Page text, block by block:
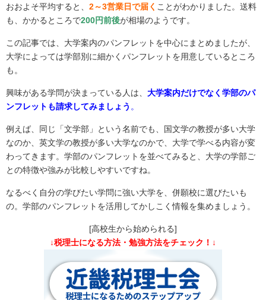
おおよそ平均すると、 2～3営業日で届く ことがわかりました。送料
も、かかるところで200円前後が相場のようです。
この記事では、大学案内のパンフレットを中心にまとめましたが、
大学によっては学部別に細かくパンフレットを用意しているところ
も。
興味がある学問が決まっている人は、 大学案内だけでなく学部のパ
ンフレットも請求してみましょう 。
例えば、同じ「文学部」という名前でも、国文学の教授が多い大学
なのか、英文学の教授が多い大学なのかで、大学で学べる内容が変
わってきます。学部のパンフレットを並べてみると、大学の学部ご
との特徴や強みが比較しやすいですね。
なるべく自分の学びたい学問に強い大学を、併願校に選びたいも
の。学部のパンフレットを活用してかしこく情報を集めましょう。
[高校生から始められる]
↓税理士になる方法・勉強方法をチェック！↓